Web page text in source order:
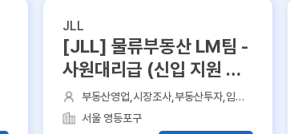
JLL
[JLL] 물류부동산 LM팀 -
사원대리급 (신입 지원 가
능)부동산영업,시장조사,부동산투자,임대
컨설팅,사무실
서울 영등포구